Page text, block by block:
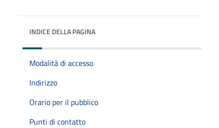
INDICE DELLA PAGINA
Modalità di accesso
Indirizzo
Orario per il pubblico
Punti di contatto